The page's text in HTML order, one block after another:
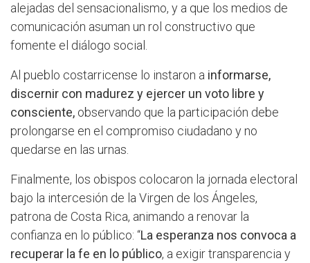
alejadas del sensacionalismo, y a que los medios de
comunicación asuman un rol constructivo que
fomente el diálogo social.
Al pueblo costarricense lo instaron a informarse,
discernir con madurez y ejercer un voto libre y
consciente, observando que la participación debe
prolongarse en el compromiso ciudadano y no
quedarse en las urnas.
Finalmente, los obispos colocaron la jornada electoral
bajo la intercesión de la Virgen de los Ángeles,
patrona de Costa Rica, animando a renovar la
confianza en lo público: “La esperanza nos convoca a
recuperar la fe en lo público, a exigir transparencia y